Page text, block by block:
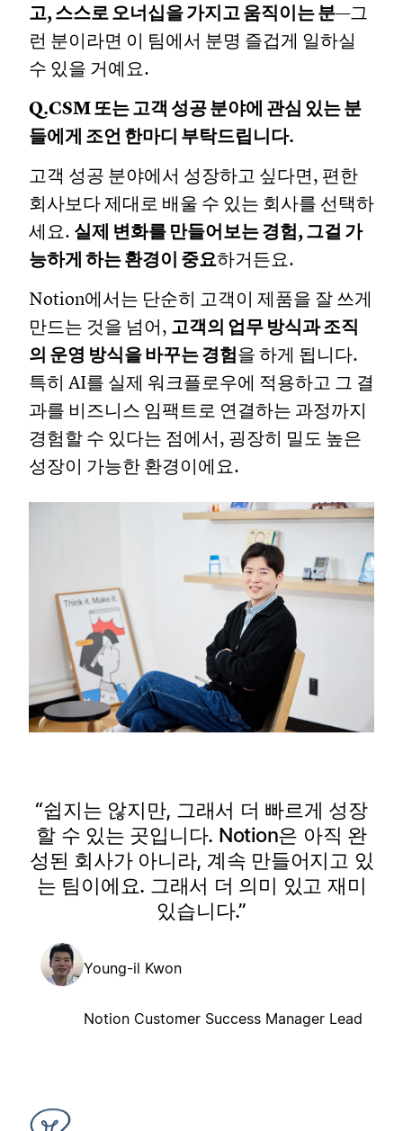
고, 스스로 오너십을 가지고 움직이는 분—그
런 분이라면 이 팀에서 분명 즐겁게 일하실
수 있을 거예요.
Q.CSM 또는 고객 성공 분야에 관심 있는 분
들에게 조언 한마디 부탁드립니다.
고객 성공 분야에서 성장하고 싶다면, 편한
회사보다 제대로 배울 수 있는 회사를 선택하
세요. 실제 변화를 만들어보는 경험, 그걸 가
능하게 하는 환경이 중요하거든요.
Notion에서는 단순히 고객이 제품을 잘 쓰게
만드는 것을 넘어, 고객의 업무 방식과 조직
의 운영 방식을 바꾸는 경험을 하게 됩니다.
특히 AI를 실제 워크플로우에 적용하고 그 결
과를 비즈니스 임팩트로 연결하는 과정까지
경험할 수 있다는 점에서, 굉장히 밀도 높은
성장이 가능한 환경이에요.
쉽지는 않지만, 그래서 더 빠르게 성장
할 수 있는 곳입니다. Notion은 아직 완
성된 회사가 아니라, 계속 만들어지고 있
는 팀이에요. 그래서 더 의미 있고 재미
있습니다.
Young-il Kwon
Notion Customer Success Manager Lead